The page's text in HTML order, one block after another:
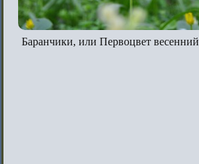
Баранчики, или Первоцвет весенний